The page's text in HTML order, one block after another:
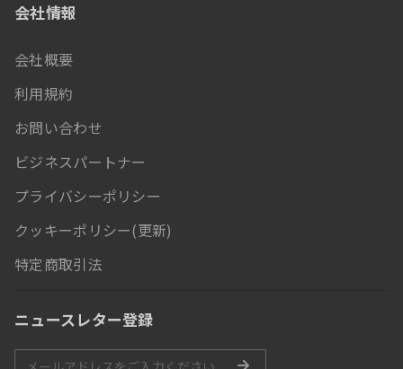
会社情報
会社概要
利用規約
お問い合わせ
ビジネスパートナー
プライバシーポリシー
クッキーポリシー(更新)
特定商取引法
ニュースレター登録